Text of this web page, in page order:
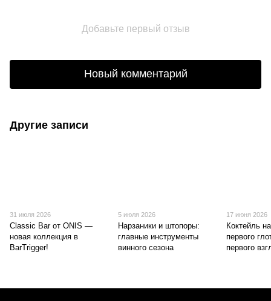
Добавьте первый отзыв
Новый комментарий
Другие записи
31 июля 2026
Classic Bar от ONIS —
новая коллекция в
BarTrigger!
5 июля 2026
Нарзаники и штопоры:
главные инструменты
винного сезона
17 июня 2026
Коктейль
первого
первого